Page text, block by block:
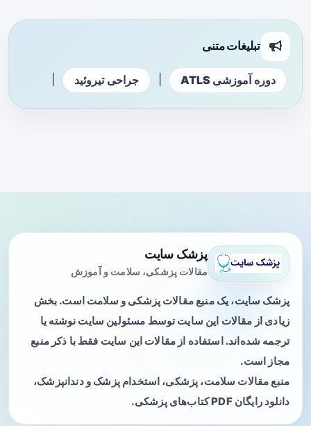
تبلیغات متنی
دوره آموزشی ATLS جراحی تیروئید
پزشک سایت
مقالات پزشکی، سلامت و آموزش
پزشک سایت، یک منبع مقالات پزشکی و سلامت است. بخش
زیادی از مقالات این سایت توسط مسئولین سایت نوشته یا
ترجمه شده‌اند. استفاده از مقالات این سایت فقط با ذکر منبع
مجاز است.
منبع مقالات سلامت، پزشکی، استخدام پزشک و دندانپزشک،
دانلود رایگان PDF کتاب‌های پزشکی.